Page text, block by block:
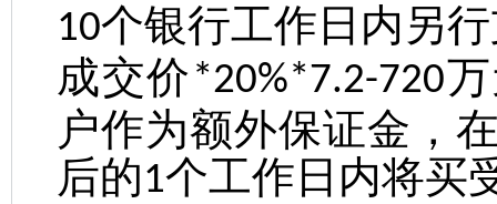
10个银行工作日内另
成交价*20%*7.2-720
户作为额外保证金，
后的1个工作日内将买